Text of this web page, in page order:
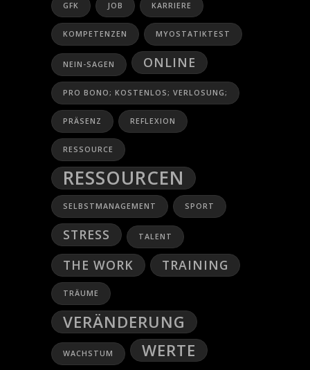
GFK JOB KARRIERE
KOMPETENZEN MYOSTATIKTEST
NEIN-SAGEN ONLINE
PRO BONO; KOSTENLOS; VERLOSUNG;
PRÄSENZ REFLEXION
RESSOURCE
RESSOURCEN
SELBSTMANAGEMENT SPORT
STRESS TALENT
THE WORK TRAINING
TRÄUME
VERÄNDERUNG
WACHSTUM WERTE